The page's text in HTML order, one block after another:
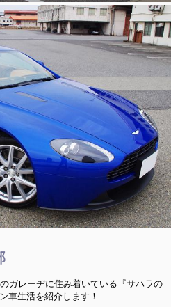
ガレーヂに住み着いている『サハラの
車生活を紹介します！